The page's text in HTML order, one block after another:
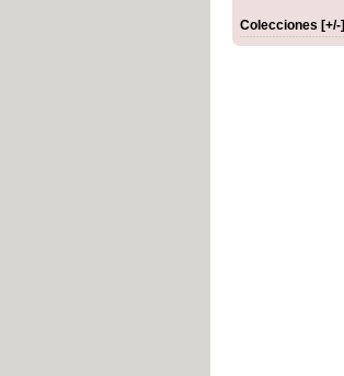
Colecciones [+/-]